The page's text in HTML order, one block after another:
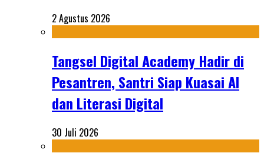
2 Agustus 2026
Tangsel Digital Academy Hadir di
Pesantren, Santri Siap Kuasai AI
dan Literasi Digital
30 Juli 2026